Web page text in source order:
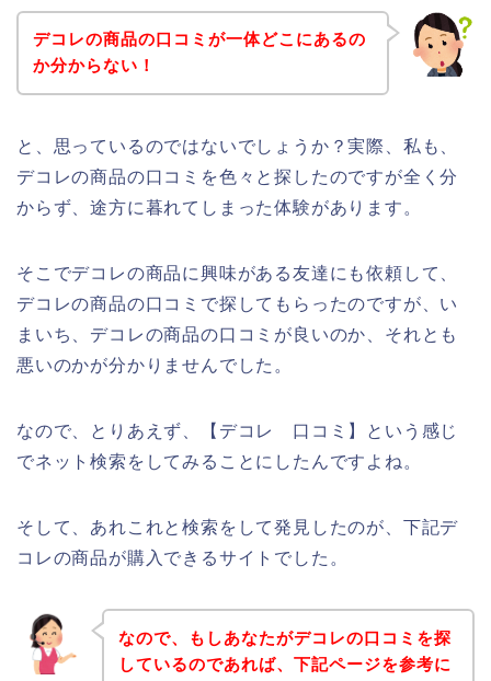
デコレの商品の口コミが一体どこにあるの
か分からない！
と、思っているのではないでしょうか？実際、私も、
デコレの商品の口コミを色々と探したのですが全く分
からず、途方に暮れてしまった体験があります。
そこでデコレの商品に興味がある友達にも依頼して、
デコレの商品の口コミで探してもらったのですが、い
まいち、デコレの商品の口コミが良いのか、それとも
悪いのかが分かりませんでした。
なので、とりあえず、【デコレ 口コミ】という感じ
でネット検索をしてみることにしたんですよね。
そして、あれこれと検索をして発見したのが、下記デ
コレの商品が購入できるサイトでした。
なので、もしあなたがデコレの口コミを探
しているのであれば、下記ページを参考に